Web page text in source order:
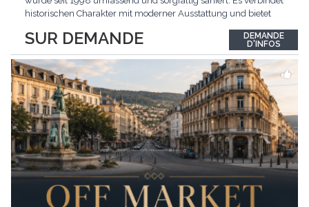
SUR DEMANDE
historischen Charakter mit moderner Ausstattung und bietet
Walzenhausen überzeugt durch die Nähe zur Natur, gute
Erreichbarkeit und ein angenehmes Wohnumfeld. Highlights...
DEMANDE
D'INFOS